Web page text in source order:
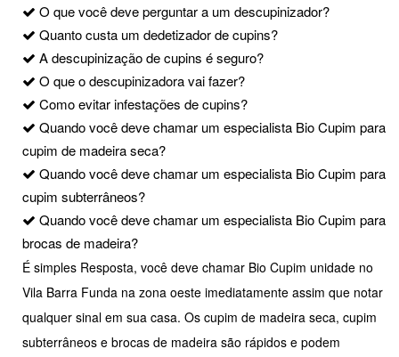
O que você deve perguntar a um descupinizador?
Quanto custa um dedetizador de cupins?
A descupinização de cupins é seguro?
O que o descupinizadora vai fazer?
Como evitar infestações de cupins?
Quando você deve chamar um especialista Bio Cupim para
cupim de madeira seca?
Quando você deve chamar um especialista Bio Cupim para
cupim subterrâneos?
Quando você deve chamar um especialista Bio Cupim para
brocas de madeira?
É simples Resposta, você deve chamar Bio Cupim unidade no
Vila Barra Funda na zona oeste imediatamente assim que notar
qualquer sinal em sua casa. Os cupim de madeira seca, cupim
subterrâneos e brocas de madeira são rápidos e podem